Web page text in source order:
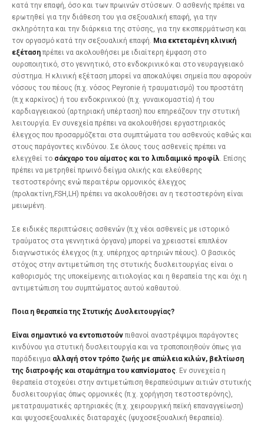
κατά την επαφή, όσο και των πρωινών στύσεων. Ο ασθενής πρέπει να
ερωτηθεί για την διάθεση του για σεξουαλική επαφή, για την
σκληρότητα και την διάρκεια της στύσης, για την εκσπερμάτωση και
τον οργασμό κατά την σεξουαλική επαφή. Μια εκτεταμένη κλινική
εξέταση πρέπει να ακολουθήσει με ιδιαίτερη έμφαση στο
ουροποιητικό, στο γεννητικό, στο ενδοκρινικό και στο νευραγγειακό
σύστημα. Η κλινική εξέταση μπορεί να αποκαλύψει σημεία που αφορούν
νόσους του πέους (π.χ. νόσος Peyronie ή τραυματισμό) του προστάτη
(π.χ καρκίνος) ή του ενδοκρινικού (π.χ. γυναικομαστία) ή του
καρδιαγγειακού (αρτηριακή υπέρταση) που επηρεάζουν την στυτική
λειτουργία. Εν συνεχεία πρέπει να ακολουθήσει εργαστηριακός
έλεγχος που προσαρμόζεται στα συμπτώματα του ασθενούς καθώς και
στους παράγοντες κινδύνου. Σε όλους τους ασθενείς πρέπει να
ελεγχθεί το σάκχαρο του αίματος και το λιπιδαιμικό προφίλ . Επίσης
πρέπει να μετρηθεί πρωινό δείγμα ολικής και ελεύθερης
τεστοστερόνης ενώ περαιτέρω ορμονικός έλεγχος
(προλακτίνη,FSH,LH) πρέπει να ακολουθήσει αν η τεστοστερόνη είναι
μειωμένη.
Σε ειδικές περιπτώσεις ασθενών (π.χ νέοι ασθενείς με ιστορικό
τραύματος στα γεννητικά όργανα) μπορεί να χρειαστεί επιπλέον
διαγνωστικός έλεγχος (π.χ. υπέρηχος αρτηριών πέους). Ο βασικός
στόχος στην αντιμετώπιση της στυτικής δυσλειτουργίας είναι ο
καθορισμός της υποκείμενης αιτιολογίας και η θεραπεία της και όχι η
αντιμετώπιση του συμπτώματος αυτού καθαυτού.
Ποια η θεραπεία της Στυτικής Δυσλειτουργίας?
Είναι σημαντικό να εντοπιστούν πιθανοί αναστρέψιμοι παράγοντες
κινδύνου για στυτική δυσλειτουργία και να τροποποιηθούν όπως για
παράδειγμα αλλαγή στον τρόπο ζωής με απώλεια κιλών, βελτίωση
της διατροφής και σταμάτημα του καπνίσματος . Εν συνεχεία η
θεραπεία στοχεύει στην αντιμετώπιση θεραπεύσιμων αιτιών στυτικής
δυσλειτουργίας όπως ορμονικές (π.χ. χορήγηση τεστοστερόνης),
μετατραυματικές αρτηριακές (π.χ. χειρουργική πεϊκή επαναγγείωση)
και ψυχοσεξουαλικές διαταραχές (ψυχοσεξουαλική θεραπεία).